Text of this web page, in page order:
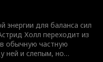
проклятья, она
Астрид вернет ему
любую ее просьбу.
культурный шок,
означает совсем не то,
энергии для баланса сил
Холл переходит из
обычную частную
ней и слепым, но